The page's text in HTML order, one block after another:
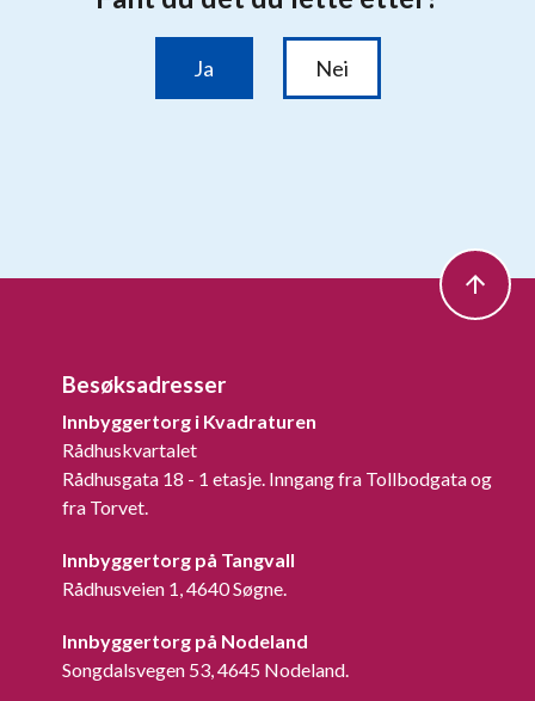
Besøksadresser
Innbyggertorg i Kvadraturen
Rådhuskvartalet
Rådhusgata 18 - 1 etasje. Inngang fra Tollbodgata og
fra Torvet.
Innbyggertorg på Tangvall
Rådhusveien 1, 4640 Søgne.
Innbyggertorg på Nodeland
Songdalsvegen 53, 4645 Nodeland.